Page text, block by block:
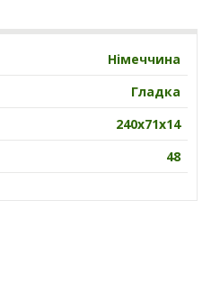
Німеччина
Гладка
240х71х14
48